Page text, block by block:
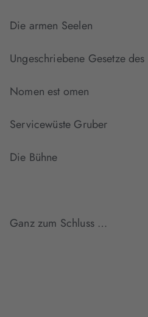
Die armen Seelen
Ungeschriebene Gesetze
Nomen est omen
Servicewüste Gruber
Die Bühne
Ganz zum Schluss …